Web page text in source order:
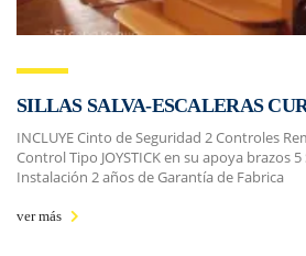
SILLAS SALVA-ESCALERAS
INCLUYE Cinto de Seguridad 2 Controles
Control Tipo JOYSTICK en su apoya brazos
Instalación 2 años de Garantía de Fabrica
ver más